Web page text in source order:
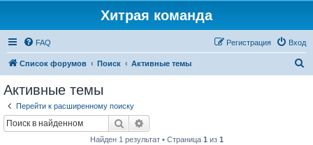
Хитрая команда
FAQ Вход
Регистрация
Список форумов Поиск Активные темы
Активные темы
Перейти к расширенному поиску
Поиск
Найден 1 результат • Страница 1 из 1